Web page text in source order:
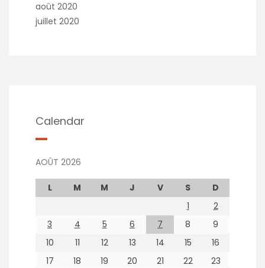
août 2020
juillet 2020
Calendar
AOÛT 2026
L M M J V S
D
1
2
3
4 5 6 7 8
9
10
11 12 13 14 15
16
17
18 19 20 21 22
23